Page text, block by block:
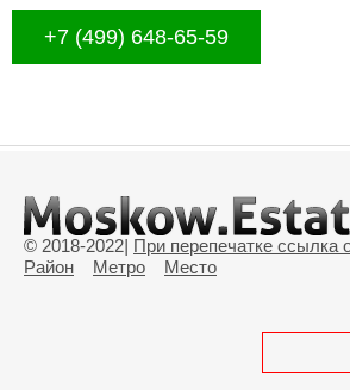
+7 (499) 648-65-59
© 2018-2022| При перепечатке ссылка
Район
Метро Место